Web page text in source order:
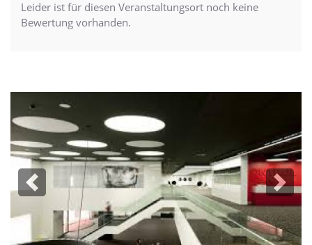
Leider ist für diesen Veranstaltungsort noch keine
Bewertung vorhanden.
Previous Next